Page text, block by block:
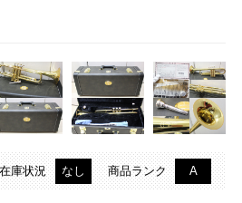
在庫状況 なし 商品ランク A